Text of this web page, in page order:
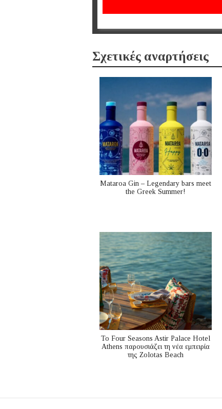
Σχετικές αναρτήσεις
Mataroa Gin – Legendary bars meet
the Greek Summer!
Το Four Seasons Astir Palace Hotel
Athens παρουσιάζει τη νέα εμπειρία
της Zolotas Beach